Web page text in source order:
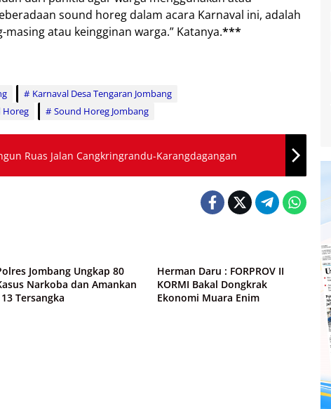
sound horeg dalam acara Karnaval ini, adalah
atau keingginan warga.” Katanya.***
Karnaval Desa Tengaran Jombang
Horeg Sound Horeg Jombang
Ruas Jalan Cangkringrandu-Karangdagangan
Jombang Ungkap 80
Narkoba dan Amankan
Tersangka
Herman Daru : FORPROV II
KORMI Bakal Dongkrak
Ekonomi Muara Enim